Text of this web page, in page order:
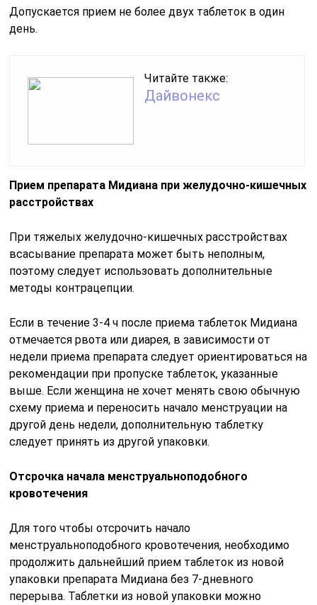
Допускается прием не более двух таблеток в один
день.
Читайте также:
Дайвонекс
Прием препарата Мидиана при желудочно-кишечных
расстройствах
При тяжелых желудочно-кишечных расстройствах
всасывание препарата может быть неполным,
поэтому следует использовать дополнительные
методы контрацепции.
Если в течение 3-4 ч после приема таблеток Мидиана
отмечается рвота или диарея, в зависимости от
недели приема препарата следует ориентироваться на
рекомендации при пропуске таблеток, указанные
выше. Если женщина не хочет менять свою обычную
схему приема и переносить начало менструации на
другой день недели, дополнительную таблетку
следует принять из другой упаковки.
Отсрочка начала менструальноподобного
кровотечения
Для того чтобы отсрочить начало
менструальноподобного кровотечения, необходимо
продолжить дальнейший прием таблеток из новой
упаковки препарата Мидиана без 7-дневного
перерыва. Таблетки из новой упаковки можно